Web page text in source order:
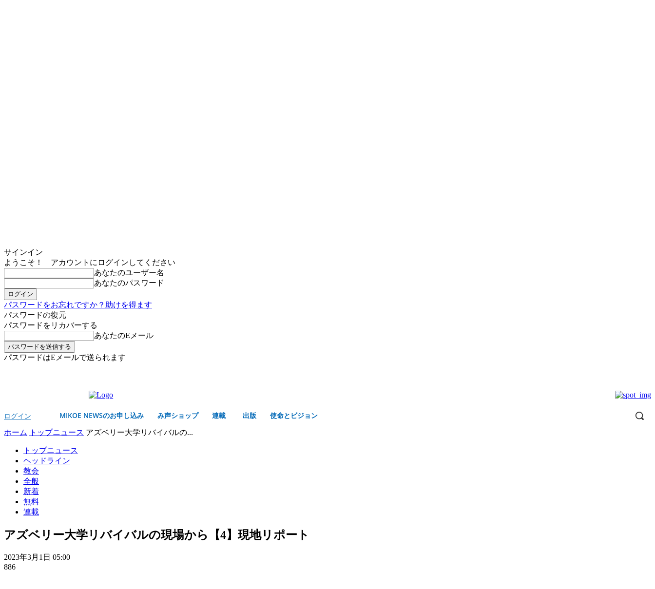
サインイン
ようこそ！ アカウントにログインしてください
あなたのユーザー名
あなたのパスワード
パスワードをお忘れですか？助けを得ます
パスワードの復元
パスワードをリカバーする
あなたのEメール
パスワードはEメールで送られます
ログイン MIKOE NEWSのお申し込み み声ショップ 連載 出版 使命とビジョン
ホーム トップニュース アズベリー大学リバイバルの...
トップニュース
ヘッドライン
教会
全般
新着
無料
連載
アズベリー大学リバイバルの現場から【4】現地リポート
2023年3月1日 05:00
886